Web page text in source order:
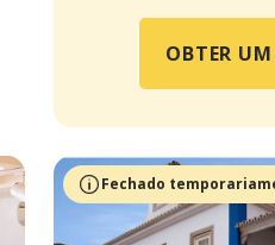
OBTER
Fechado